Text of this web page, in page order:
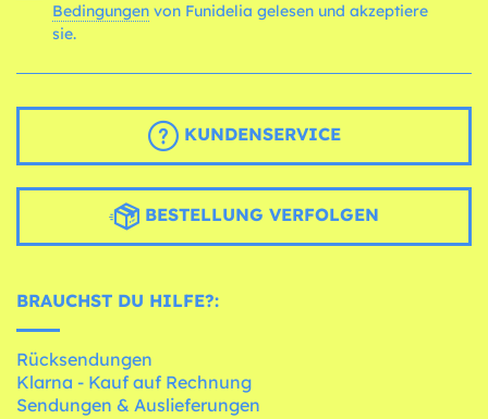
Bedingungen
sie.
KUNDENSERVICE
BESTELLUNG VERFOLGEN
BRAUCHST DU HILFE?:
Rücksendungen
Klarna - Kauf auf Rechnung
Sendungen & Auslieferungen